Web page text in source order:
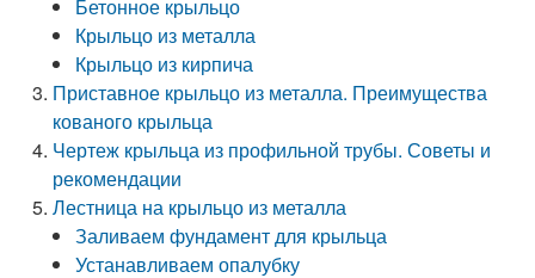
Бетонное крыльцо
Крыльцо из металла
Крыльцо из кирпича
Приставное крыльцо из металла. Преимущества
кованого крыльца
Чертеж крыльца из профильной трубы. Советы и
рекомендации
Лестница на крыльцо из металла
Заливаем фундамент для крыльца
Устанавливаем опалубку